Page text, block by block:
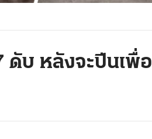
ดับ หลังจะปีนเพื่อ